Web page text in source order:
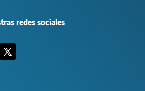
redes sociales